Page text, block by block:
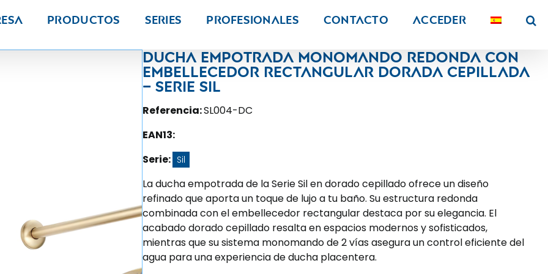
Productos Series PROFESIONALES Contacto Acceder
Ducha empotrada monomando redonda con
embellecedor rectangular dorada cepillada
– Serie Sil
Referencia:SL004-DC
EAN13:
Serie: Sil
La ducha empotrada de la Serie Sil en dorado cepillado ofrece un diseño
refinado que aporta un toque de lujo a tu baño. Su estructura redonda
combinada con el embellecedor rectangular destaca por su elegancia. El
acabado dorado cepillado resalta en espacios modernos y sofisticados,
mientras que su sistema monomando de 2 vías asegura un control eficiente del
agua para una experiencia de ducha placentera.